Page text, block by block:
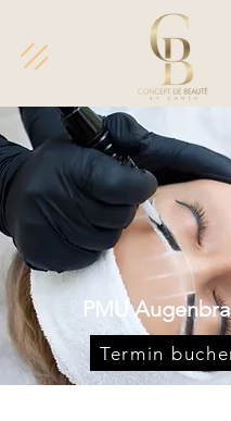
PMU
Termin